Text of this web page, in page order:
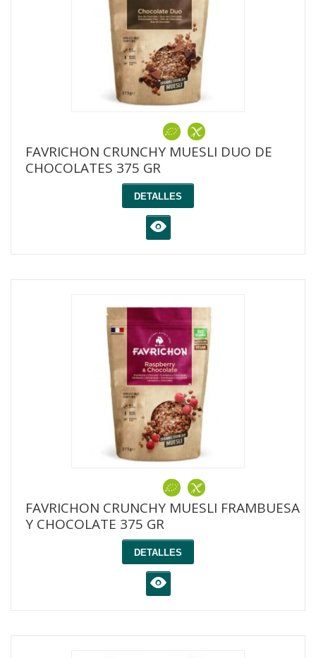
FAVRICHON CRUNCHY MUESLI DUO DE
CHOCOLATES 375 GR
DETALLES
K
FAVRICHON CRUNCHY MUESLI FRAMBUESA
Y CHOCOLATE 375 GR
DETALLES
K